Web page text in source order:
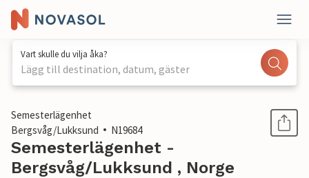
Vart skulle du vilja åka?
Lägg till destination, datum, gäster
1 / 7
Semesterlägenhet
Bergsvåg/Lukksund
N19684
Semesterlägenhet -
Bergsvåg/Lukksund , Norge